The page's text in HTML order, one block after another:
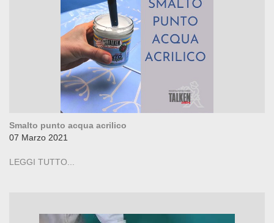
Smalto punto acqua acrilico
07 Marzo 2021
LEGGI TUTTO...